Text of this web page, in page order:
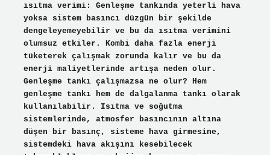
ısıtma verimi: Genleşme tankında yeterli hava
yoksa sistem basıncı düzgün bir şekilde
dengeleyemeyebilir ve bu da ısıtma verimini
olumsuz etkiler. Kombi daha fazla enerji
tüketerek çalışmak zorunda kalır ve bu da
enerji maliyetlerinde artışa neden olur.
Genleşme tankı çalışmazsa ne olur? Hem
genleşme tankı hem de dalgalanma tankı olarak
kullanılabilir. Isıtma ve soğutma
sistemlerinde, atmosfer basıncının altına
düşen bir basınç, sisteme hava girmesine,
sistemdeki hava akışını kesebilecek